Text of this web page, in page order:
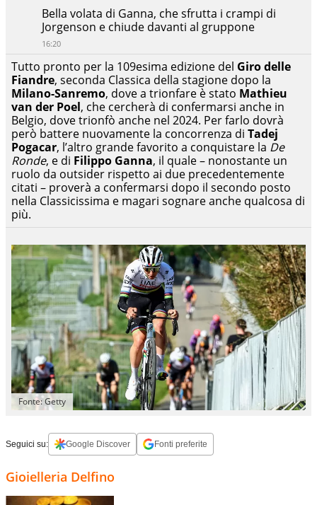
Bella volata di Ganna, che sfrutta i crampi di
Jorgenson e chiude davanti al gruppone
16:20
Tutto pronto per la 109esima edizione del Giro delle
Fiandre, seconda Classica della stagione dopo la
Milano-Sanremo, dove a trionfare è stato Mathieu
van der Poel, che cercherà di confermarsi anche in
Belgio, dove trionfò anche nel 2024. Per farlo dovrà
però battere nuovamente la concorrenza di Tadej
Pogacar, l’altro grande favorito a conquistare la De
Ronde, e di Filippo Ganna, il quale – nonostante un
ruolo da outsider rispetto ai due precedentemente
citati – proverà a confermarsi dopo il secondo posto
nella Classicissima e magari sognare anche qualcosa di
più.
Fonte: Getty
Seguici su: Google Discover Fonti preferite
Gioielleria Delfino